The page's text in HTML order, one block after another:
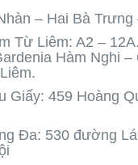
– Hai Bà Trưng
Từ Liêm: A2 –
Hàm Nghi –
Giấy: 459 Hoàng
Đa: 530 đường